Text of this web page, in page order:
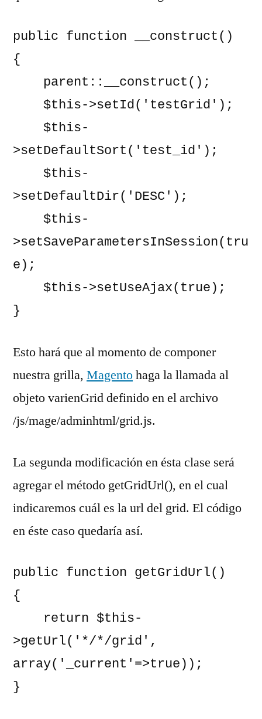
public function __construct()
{
>setDefaultSort('test_id');
>setDefaultDir('DESC');
>setSaveParametersInSession(tru
e);
}
Esto hará que al momento de componer
nuestra grilla, Magentohaga la llamada al
objeto varienGrid definido en el archivo
/js/mage/adminhtml/grid.js.
La segunda modificación en ésta clase será
agregar el método getGridUrl(), en el cual
indicaremos cuál es la url del grid. El código
en éste caso quedaría así.
public function getGridUrl()
{
>getUrl('*/*/grid',
array('_current'=>true));
}